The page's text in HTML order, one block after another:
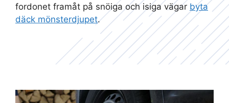
fordonet framåt på snöiga och isiga vägar byta
däck mönsterdjupet.